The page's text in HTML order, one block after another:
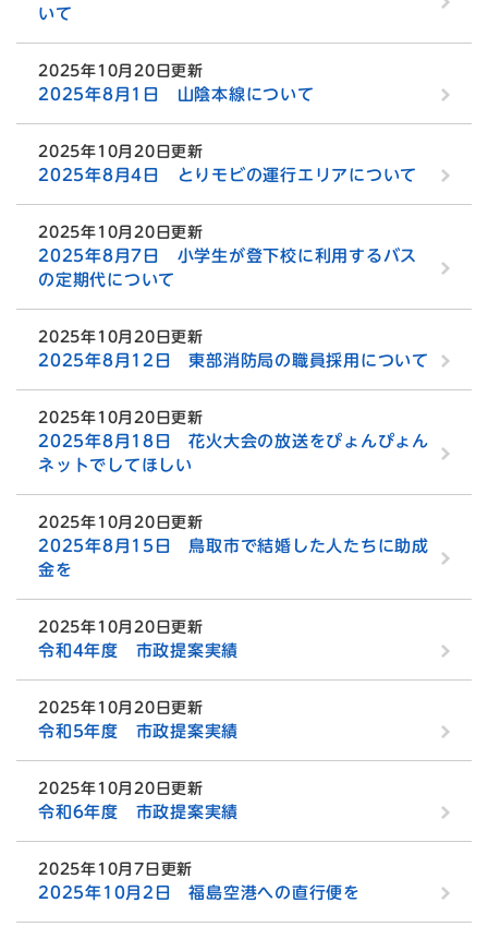
いて
2025年10月20日更新
2025年8月1日 山陰本線について
2025年10月20日更新
2025年8月4日 とりモビの運行エリアについて
2025年10月20日更新
2025年8月7日 小学生が登下校に利用するバス
の定期代について
2025年10月20日更新
2025年8月12日 東部消防局の職員採用について
2025年10月20日更新
2025年8月18日 花火大会の放送をぴょんぴょん
ネットでしてほしい
2025年10月20日更新
2025年8月15日 鳥取市で結婚した人たちに助成
金を
2025年10月20日更新
令和4年度 市政提案実績
2025年10月20日更新
令和5年度 市政提案実績
2025年10月20日更新
令和6年度 市政提案実績
2025年10月7日更新
2025年10月2日 福島空港への直行便を